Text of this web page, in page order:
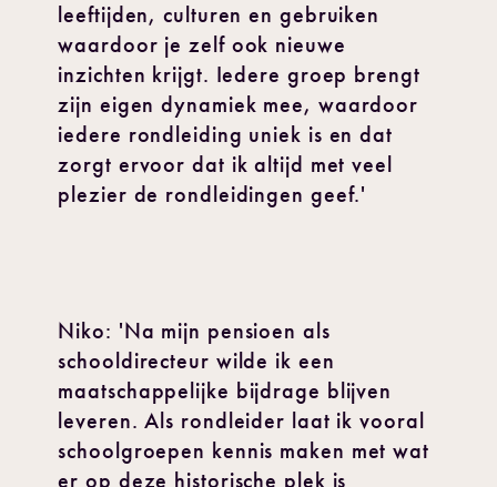
leeftijden, culturen en gebruiken
waardoor je zelf ook nieuwe
inzichten krijgt. Iedere groep brengt
zijn eigen dynamiek mee, waardoor
iedere rondleiding uniek is en dat
zorgt ervoor dat ik altijd met veel
plezier de rondleidingen geef.'
Niko: 'Na mijn pensioen als
schooldirecteur wilde ik een
maatschappelijke bijdrage blijven
leveren. Als rondleider laat ik vooral
schoolgroepen kennis maken met wat
er op deze historische plek is